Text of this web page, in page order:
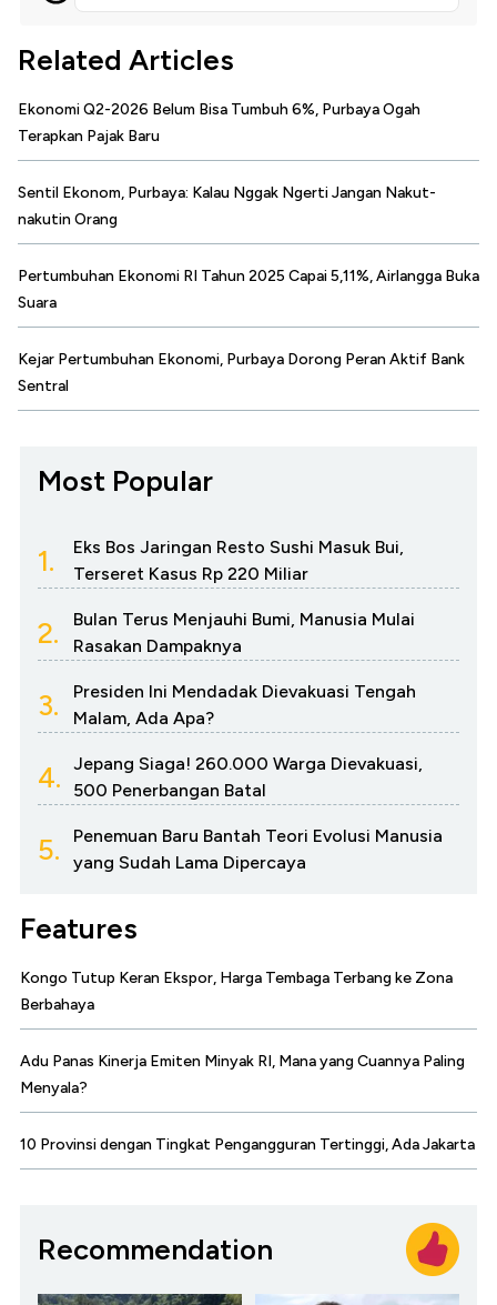
Related Articles
Ekonomi Q2-2026 Belum Bisa Tumbuh 6%, Purbaya Ogah
Terapkan Pajak Baru
Sentil Ekonom, Purbaya: Kalau Nggak Ngerti Jangan Nakut-
nakutin Orang
Pertumbuhan Ekonomi RI Tahun 2025 Capai 5,11%, Airlangga Buka
Suara
Kejar Pertumbuhan Ekonomi, Purbaya Dorong Peran Aktif Bank
Sentral
Most Popular
1.
Eks Bos Jaringan Resto Sushi Masuk Bui,
Terseret Kasus Rp 220 Miliar
2.
Bulan Terus Menjauhi Bumi, Manusia Mulai
Rasakan Dampaknya
3.
Presiden Ini Mendadak Dievakuasi Tengah
Malam, Ada Apa?
4.
Jepang Siaga! 260.000 Warga Dievakuasi,
500 Penerbangan Batal
5.
Penemuan Baru Bantah Teori Evolusi Manusia
yang Sudah Lama Dipercaya
Features
Kongo Tutup Keran Ekspor, Harga Tembaga Terbang ke Zona
Berbahaya
Adu Panas Kinerja Emiten Minyak RI, Mana yang Cuannya Paling
Menyala?
10 Provinsi dengan Tingkat Pengangguran Tertinggi, Ada Jakarta
Recommendation